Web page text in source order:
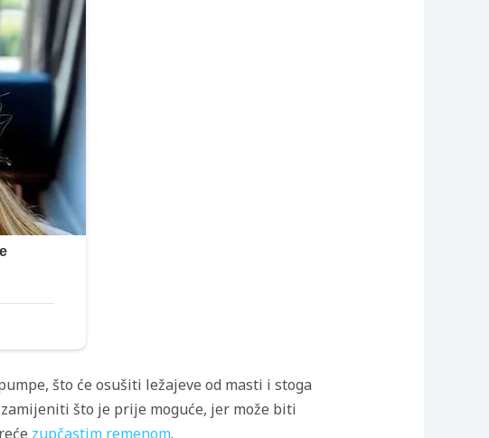
što će osušiti ležajeve od masti i stoga
što je prije moguće, jer može biti
zupčastim remenom.